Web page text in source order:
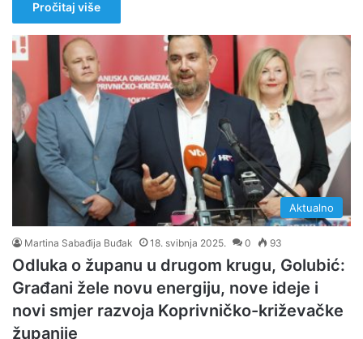
Pročitaj više
Aktualno
Martina Sabađija Buđak 18. svibnja 2025. 0 93
Odluka o županu u drugom krugu, Golubić:
Građani žele novu energiju, nove ideje i
novi smjer razvoja Koprivničko-križevačke
županije